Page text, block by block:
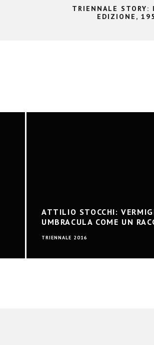
TRIENNALE STORY:
EDIZIONE,
ATTILIO STOCCHI:
UMBRACULA COME UN
TRIENNALE 2016